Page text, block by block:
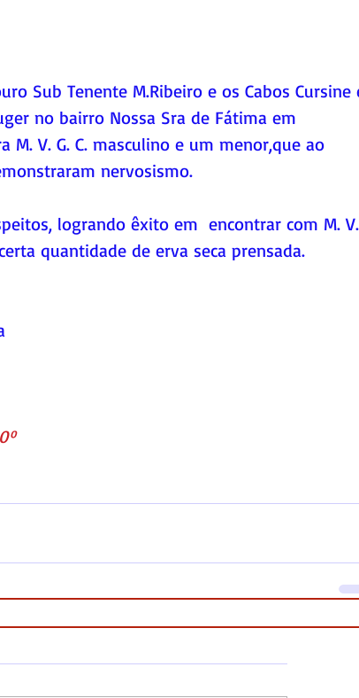
no bairro Nossa Sra de Fátima em
V. G. C. masculino e um menor,que ao
nervosismo.
quantidade de erva seca prensada.